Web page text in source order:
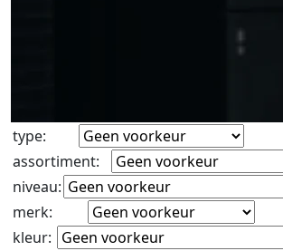
type:
assortiment:
niveau:
merk:
kleur: